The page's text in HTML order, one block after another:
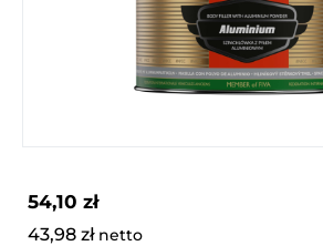
54,10 zł
43,98 zł netto